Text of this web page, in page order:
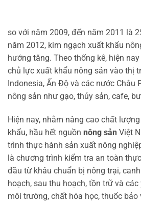
so với năm 2009, đến năm 2011 là
năm 2012, kim ngạch xuất khẩu
hướng tăng. Theo thống kê, hiện
chủ lực xuất khẩu nông sản vào thị
Indonesia, Ấn Độ và các nước Châu
nông sản như gạo, thủy sản, cafe,
Hiện nay, nhằm nâng cao chất
khẩu, hầu hết nguồn nông sản Việt
trình thực hành sản xuất nông
là chương trình kiểm tra an toàn
đầu từ khâu chuẩn bị nông trại,
hoạch, sau thu hoạch, tồn trữ và
môi trường, chất hóa học, thuốc bảo